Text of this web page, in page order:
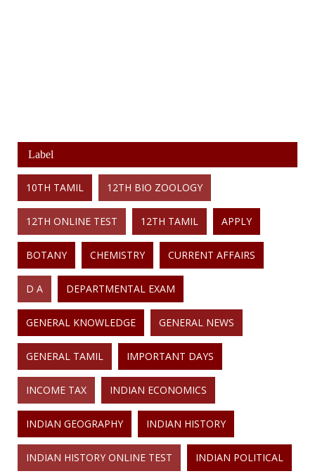
Label
10TH TAMIL 12TH BIO ZOOLOGY
12TH ONLINE TEST 12TH TAMIL APPLY
BOTANY CHEMISTRY CURRENT AFFAIRS
D A DEPARTMENTAL EXAM
GENERAL KNOWLEDGE GENERAL NEWS
GENERAL TAMIL IMPORTANT DAYS
INCOME TAX INDIAN ECONOMICS
INDIAN GEOGRAPHY INDIAN HISTORY
INDIAN HISTORY ONLINE TEST INDIAN POLITICAL